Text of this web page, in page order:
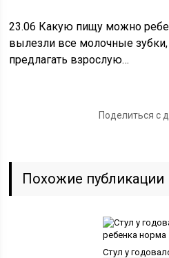
23.06 Какую пищу можно
вылезли все молочные
предлагать взрослую…
Поделиться с
Похожие публикации
Стул у